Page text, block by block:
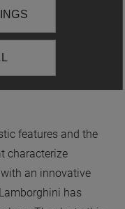
features and the
characterize
an innovative
has